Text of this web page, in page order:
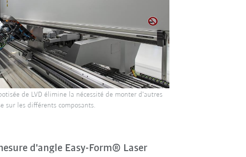
de LVD élimine la nécessité de monter d'autres
sur les différents composants.
d'angle Easy-Form® Laser